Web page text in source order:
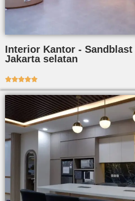
Interior Kantor - Sandblast
Jakarta selatan
